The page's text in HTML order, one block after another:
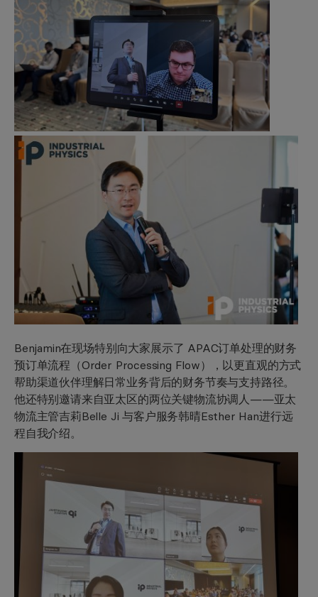
Benjamin在现场特别向大家展示了 APAC订单处理的财务
预订单流程（Order Processing Flow），以更直观的方式
帮助渠道伙伴理解日常业务背后的财务节奏与支持路径。
他还特别邀请来自亚太区的两位关键物流协调人——亚太
物流主管吉莉Belle Ji 与客户服务韩晴Esther Han进行远
程自我介绍。